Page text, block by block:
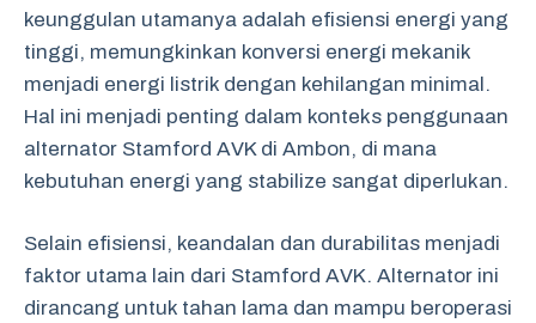
keunggulan utamanya adalah efisiensi energi yang
tinggi, memungkinkan konversi energi mekanik
menjadi energi listrik dengan kehilangan minimal.
Hal ini menjadi penting dalam konteks penggunaan
alternator Stamford AVK di Ambon, di mana
kebutuhan energi yang stabilize sangat diperlukan.
Selain efisiensi, keandalan dan durabilitas menjadi
faktor utama lain dari Stamford AVK. Alternator ini
dirancang untuk tahan lama dan mampu beroperasi